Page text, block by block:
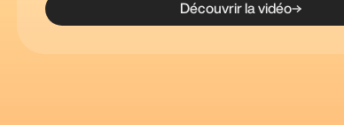
Découvrir la vidéo